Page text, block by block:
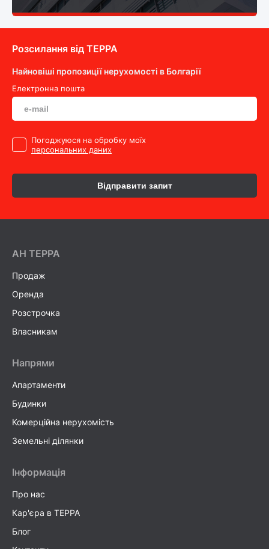
Розсилання від ТEPPA
Найновіші пропозиції нерухомості в Болгарії
Електронна пошта
Погоджуюся на обробку моїх
персональних даних
Відправити запит
AH ТEPPA
Продаж
Оренда
Розстрочка
Власникам
Напрями
Апартаменти
Будинки
Комерційна нерухомість
Земельні ділянки
Інформація
Про нас
Кар'єра в TEPPA
Блог